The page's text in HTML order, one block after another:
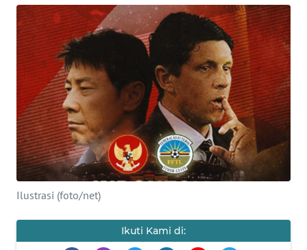
Ilustrasi (foto/net)
Ikuti Kami di:
TOKOH
OPINI
WAHANA
INFRASTRUKTUR
WAHANA
TANI
WAHANA
WAHANA